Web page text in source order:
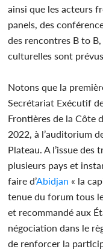
ainsi que les acteurs
panels, des
des rencontres B to
culturelles sont
Notons que la
Secrétariat Exécutif
Frontières de la Côte
2022, à l’auditorium
Plateau. A l’issue
plusieurs pays et
faire d’Abidjan « la
tenue du forum tous
et recommandé aux
négociation dans le
de renforcer la